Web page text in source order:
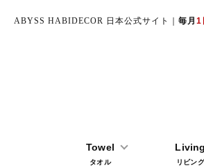
ABYSS HABIDECOR 日本公式サイト｜ 毎月 1
Towel
タオル
Living
リビング